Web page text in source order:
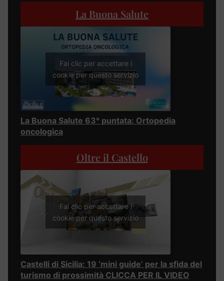
La Buona Salute
Fai clic per accettare i
cookie per questo servizio
La Buona Salute 63° puntata: Ortopedia
oncologica
Oltre il Castello
Fai clic per accettare i
cookie per questo servizio
Castelli di Sicilia: 19 ‘mini guide’ per la sfida del
turismo di prossimità CLICCA PER IL VIDEO